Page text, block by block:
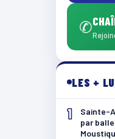
✆
LES +
1
Sainte-
par